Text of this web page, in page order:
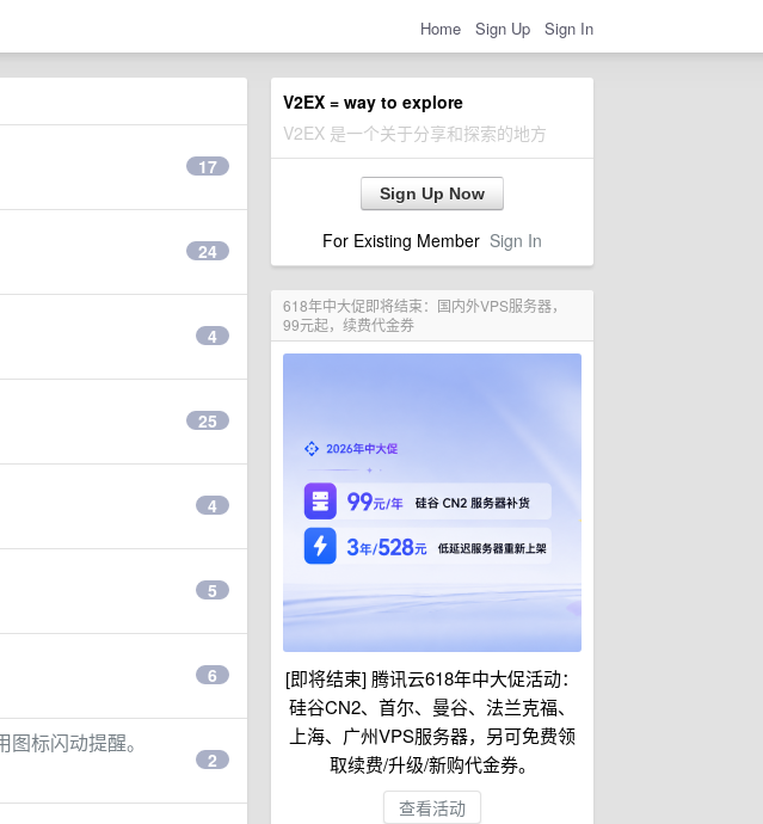
Home Sign Up Sign In
V2EX = way to explore
V2EX 是一个关于分享和探索的地方
Sign Up Now
For Existing Member Sign In
618年中大促即将结束：国内外VPS服务器，
99元起，续费代金券
[即将结束] 腾讯云618年中大促活动：
硅谷CN2、首尔、曼谷、法兰克福、
上海、广州VPS服务器，另可免费领
取续费/升级/新购代金券。
查看活动
17
24
4
25
4
5
6
标闪动提醒。
2